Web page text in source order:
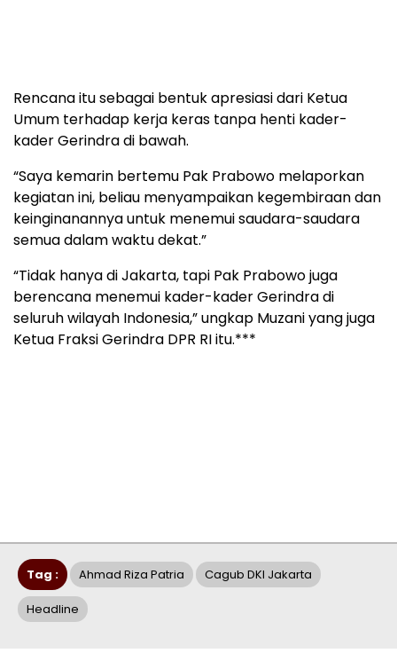
Rencana itu sebagai bentuk apresiasi dari Ketua
Umum terhadap kerja keras tanpa henti kader-
kader Gerindra di bawah.
“Saya kemarin bertemu Pak Prabowo melaporkan
kegiatan ini, beliau menyampaikan kegembiraan dan
keinginanannya untuk menemui saudara-saudara
semua dalam waktu dekat.”
“Tidak hanya di Jakarta, tapi Pak Prabowo juga
berencana menemui kader-kader Gerindra di
seluruh wilayah Indonesia,” ungkap Muzani yang juga
Ketua Fraksi Gerindra DPR RI itu.***
Tag : Ahmad Riza Patria Cagub DKI Jakarta
Headline